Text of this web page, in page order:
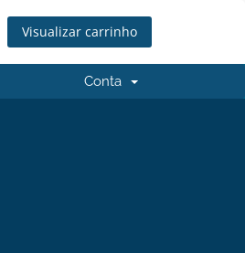
Visualizar carrinho
Conta